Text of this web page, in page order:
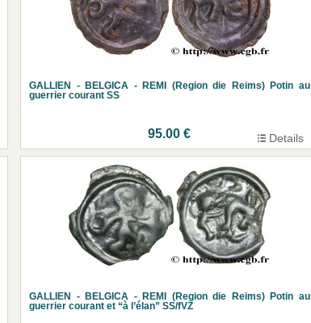
GALLIEN - BELGICA - REMI (Region die Reims) Potin au
guerrier courant SS
95.00 € Details
GALLIEN - BELGICA - REMI (Region die Reims) Potin au
guerrier courant et “à l’élan” SS/fVZ